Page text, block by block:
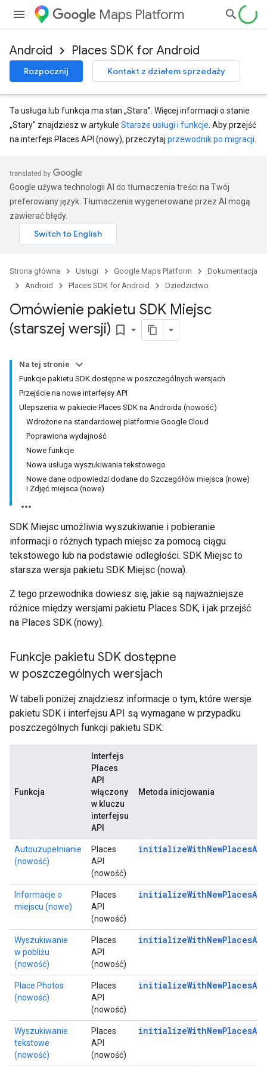
Maps Platform
Android Places SDK for Android
Rozpocznij Kontakt z działem sprzedaży
Ta usługa lub funkcja ma stan „Stara”. Więcej informacji o stanie
„Stary” znajdziesz w artykule Starsze usługi i funkcje . Aby przejść
na interfejs Places API (nowy), przeczytaj przewodnik po migracji
Google używa technologii AI do tłumaczenia treści na Twój
preferowany język. Tłumaczenia wygenerowane przez AI mogą
zawierać błędy.
Strona główna Usługi Google Maps Platform
Dokumentacja
Android
Places SDK for Android Dziedzictwo
Omówienie pakietu SDK Miejsc
(starszej wersji) bookmark_border
Na tej stronie
Funkcje pakietu SDK dostępne w poszczególnych wersjach
Przejście na nowe interfejsy API
Ulepszenia w pakiecie Places SDK na Androida (nowość)
Wdrożone na standardowej platformie Google Cloud
Poprawiona wydajność
Nowe funkcje
Nowa usługa wyszukiwania tekstowego
Nowe dane odpowiedzi dodane do Szczegółów miejsca (nowe)
i Zdjęć miejsca (nowe)
SDK Miejsc umożliwia wyszukiwanie i pobieranie
informacji o różnych typach miejsc za pomocą ciągu
tekstowego lub na podstawie odległości. SDK Miejsc to
starsza wersja pakietu SDK Miejsc (nowa).
Z tego przewodnika dowiesz się, jakie są najważniejsze
różnice między wersjami pakietu Places SDK, i jak przejść
na Places SDK (nowy).
Funkcje pakietu SDK dostępne
w poszczególnych wersjach
W tabeli poniżej znajdziesz informacje o tym, które wersje
pakietu SDK i interfejsu API są wymagane w przypadku
poszczególnych funkcji pakietu SDK:
Funkcja
Interfejs
Places
API
włączony
w kluczu
interfejsu
API
Metoda inicjowania
Autouzupełnianie
(nowość)
Places
API
(nowość)
Informacje o
miejscu (nowe)
Places
API
(nowość)
Wyszukiwanie
w pobliżu
(nowość)
Places
API
(nowość)
Place Photos
(nowość)
Places
API
(nowość)
Wyszukiwanie
tekstowe
(nowość)
Places
API
(nowość)